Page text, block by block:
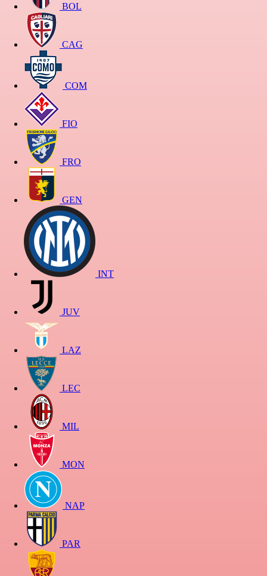
BOL
CAG
COM
FIO
FRO
GEN
INT
JUV
LAZ
LEC
MIL
MON
NAP
PAR